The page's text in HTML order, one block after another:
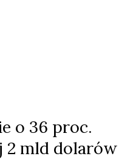
o 36 proc.
2 mld dolarów